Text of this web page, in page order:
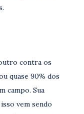
contra os
quase 90% dos
campo. Sua
vem sendo